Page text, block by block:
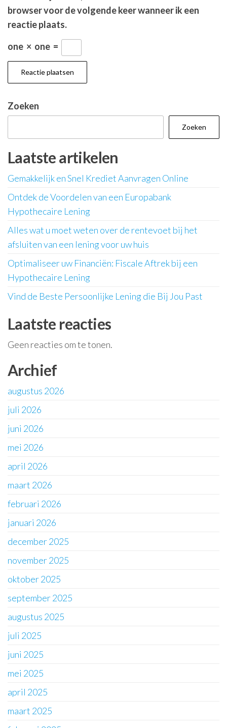
browser voor de volgende keer wanneer ik een
reactie plaats.
one × one =
Zoeken
Zoeken
Laatste artikelen
Gemakkelijk en Snel Krediet Aanvragen Online
Ontdek de Voordelen van een Europabank
Hypothecaire Lening
Alles wat u moet weten over de rentevoet bij het
afsluiten van een lening voor uw huis
Optimaliseer uw Financiën: Fiscale Aftrek bij een
Hypothecaire Lening
Vind de Beste Persoonlijke Lening die Bij Jou Past
Laatste reacties
Geen reacties om te tonen.
Archief
augustus 2026
juli 2026
juni 2026
mei 2026
april 2026
maart 2026
februari 2026
januari 2026
december 2025
november 2025
oktober 2025
september 2025
augustus 2025
juli 2025
juni 2025
mei 2025
april 2025
maart 2025